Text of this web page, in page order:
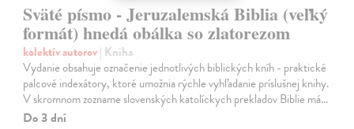
Sväté písmo - Jeruzalemská Biblia (veľký
formát) hnedá obálka so zlatorezom
kolektív autorov| Kniha
Vydanie obsahuje označenie jednotlivých biblických kníh - praktické
palcové indexátory, ktoré umožnia rýchle vyhľadanie príslušnej knihy.
V skromnom zozname slovenských katolíckych prekladov Biblie má…
Do 3 dní